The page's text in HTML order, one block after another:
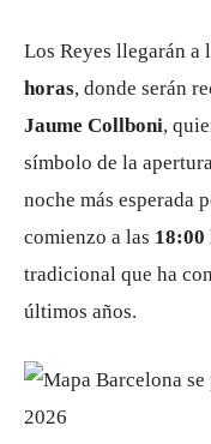
Los Reyes llegarán a
horas, donde serán
Jaume Collboni,
símbolo de la
noche más esperada
comienzo a las 18:00
tradicional que ha
últimos años.